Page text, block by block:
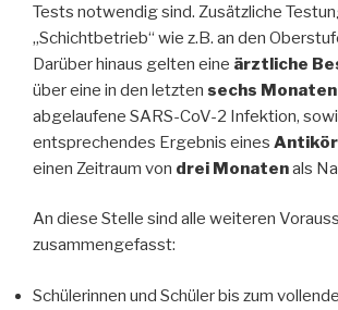
Tests notwendig sind. Zusätzliche
„Schichtbetrieb“ wie z.B. an den
Darüber hinaus gelten eine ärztliche
über eine in den letzten sechs Monaten
abgelaufene SARS-CoV-2 Infektion,
entsprechendes Ergebnis eines
einen Zeitraum von drei Monatenals
An diese Stelle sind alle weiteren
zusammengefasst:
Schülerinnen und Schüler bis zum